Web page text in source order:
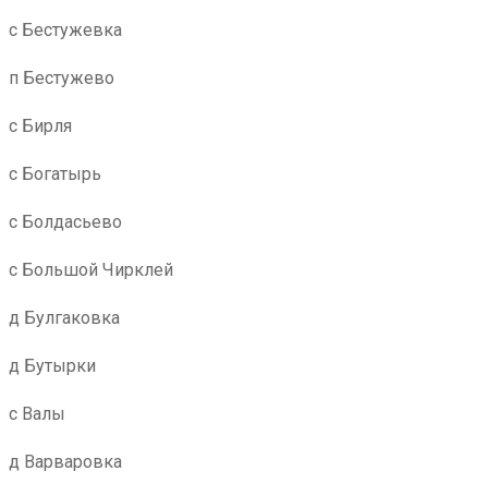
с Бестужевка
п Бестужево
с Бирля
с Богатырь
с Болдасьево
с Большой Чирклей
д Булгаковка
д Бутырки
с Валы
д Варваровка